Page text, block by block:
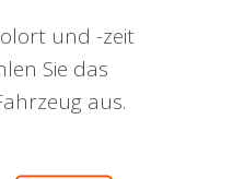
und -zeit
Sie das
aus.